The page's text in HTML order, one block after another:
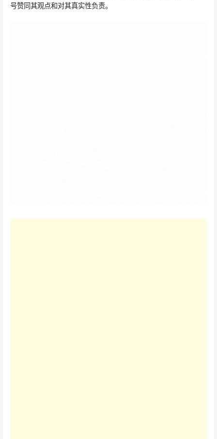
号赞同其观点和对其真实性负责。